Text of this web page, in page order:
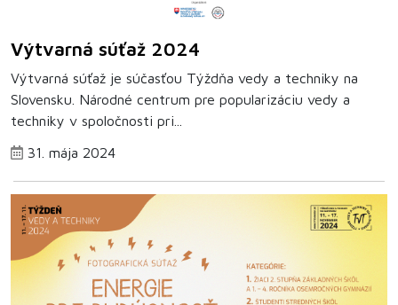
Výtvarná súťaž 2024
Výtvarná súťaž je súčasťou Týždňa vedy a techniky na
Slovensku. Národné centrum pre popularizáciu vedy a
techniky v spoločnosti pri...
31. mája 2024